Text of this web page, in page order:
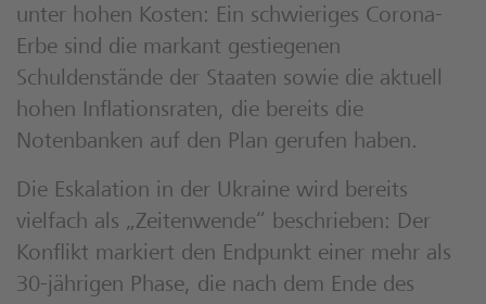
unter hohen Kosten: Ein schwieriges Corona-
Erbe sind die markant gestiegenen
Schuldenstände der Staaten sowie die aktuell
hohen Inflationsraten, die bereits die
Notenbanken auf den Plan gerufen haben.
Die Eskalation in der Ukraine wird bereits
vielfach als „Zeitenwende“ beschrieben: Der
Konflikt markiert den Endpunkt einer mehr als
30-jährigen Phase, die nach dem Ende des